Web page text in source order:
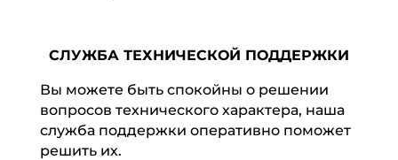
СЛУЖБА ТЕХНИЧЕСКОЙ ПОДДЕРЖКИ
Вы можете быть спокойны о решении
вопросов технического характера, наша
служба поддержки оперативно поможет
решить их.